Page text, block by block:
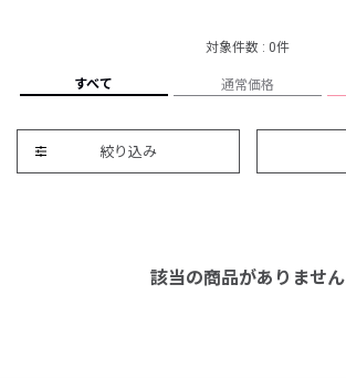
対象件数 : 0件
すべて 通常価格
絞り込み
該当の商品がありません